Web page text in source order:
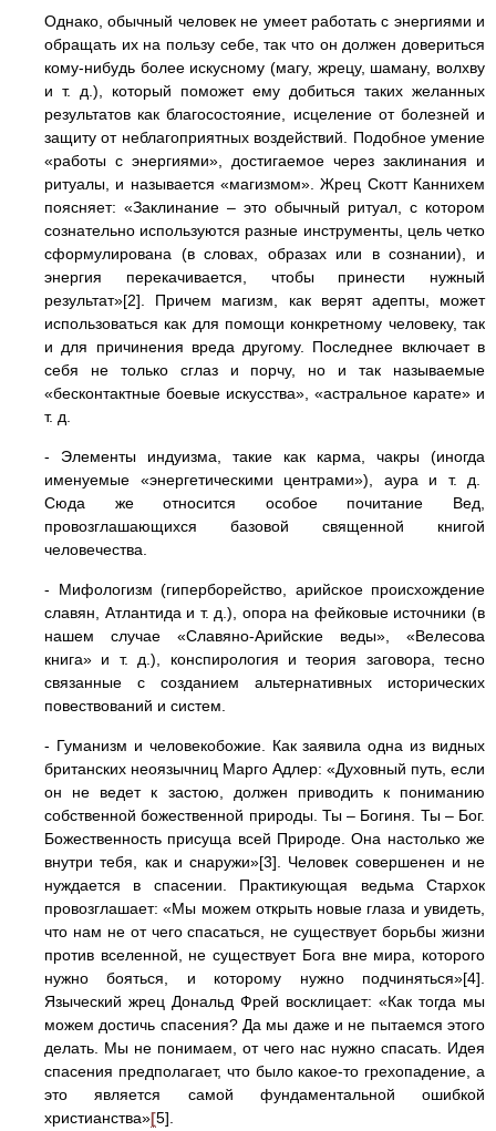
Однако, обычный человек не умеет работать с энергиями и
обращать их на пользу себе, так что он должен довериться
кому-нибудь более искусному (магу, жрецу, шаману, волхву
и т. д.), который поможет ему добиться таких желанных
результатов как благосостояние, исцеление от болезней и
защиту от неблагоприятных воздействий. Подобное умение
«работы с энергиями», достигаемое через заклинания и
ритуалы, и называется «магизмом». Жрец Скотт Каннихем
поясняет: «Заклинание – это обычный ритуал, с котором
сознательно используются разные инструменты, цель четко
сформулирована (в словах, образах или в сознании), и
энергия перекачивается, чтобы принести нужный
результат»[2]. Причем магизм, как верят адепты, может
использоваться как для помощи конкретному человеку, так
и для причинения вреда другому. Последнее включает в
себя не только сглаз и порчу, но и так называемые
«бесконтактные боевые искусства», «астральное карате» и
т. д.
- Элементы индуизма, такие как карма, чакры (иногда
именуемые «энергетическими центрами»), аура и т. д.
Сюда же относится особое почитание Вед,
провозглашающихся базовой священной книгой
человечества.
- Мифологизм (гиперборейство, арийское происхождение
славян, Атлантида и т. д.), опора на фейковые источники (в
нашем случае «Славяно-Арийские веды», «Велесова
книга» и т. д.), конспирология и теория заговора, тесно
связанные с созданием альтернативных исторических
повествований и систем.
- Гуманизм и человекобожие. Как заявила одна из видных
британских неоязычниц Марго Адлер: «Духовный путь, если
он не ведет к застою, должен приводить к пониманию
собственной божественной природы. Ты – Богиня. Ты – Бог.
Божественность присуща всей Природе. Она настолько же
внутри тебя, как и снаружи»[3]. Человек совершенен и не
нуждается в спасении. Практикующая ведьма Стархок
провозглашает: «Мы можем открыть новые глаза и увидеть,
что нам не от чего спасаться, не существует борьбы жизни
против вселенной, не существует Бога вне мира, которого
нужно бояться, и которому нужно подчиняться»[4].
Языческий жрец Дональд Фрей восклицает: «Как тогда мы
можем достичь спасения? Да мы даже и не пытаемся этого
делать. Мы не понимаем, от чего нас нужно спасать. Идея
спасения предполагает, что было какое-то грехопадение, а
это является самой фундаментальной ошибкой
христианства»[5].